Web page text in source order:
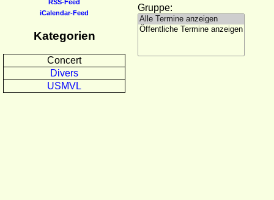
RSS-Feed
iCalendar-Feed
Kategorien
Concert
Divers
USMVL
Gruppe: